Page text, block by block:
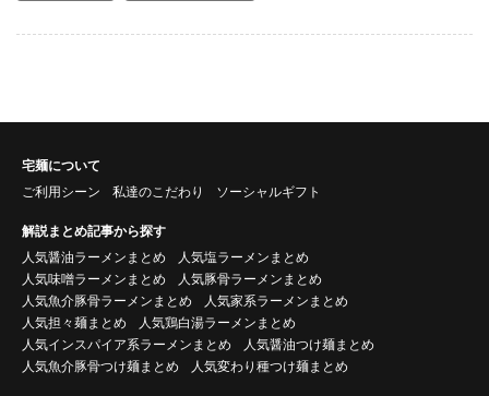
宅麺について
ご利用シーン
私達のこだわり ソーシャルギフト
解説まとめ記事から探す
人気醤油ラーメンまとめ
人気塩ラーメンまとめ
人気味噌ラーメンまとめ
人気豚骨ラーメンまとめ
人気魚介豚骨ラーメンまとめ
人気家系ラーメンまとめ
人気担々麺まとめ
人気鶏白湯ラーメンまとめ
人気インスパイア系ラーメンまとめ
人気醤油つけ麺まとめ
人気魚介豚骨つけ麺まとめ
人気変わり種つけ麺まとめ